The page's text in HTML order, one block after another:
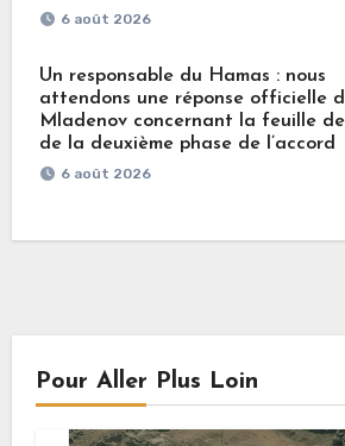
6 août 2026
Un responsable du Hamas : nous
attendons une réponse officielle
Mladenov concernant la feuille
de la deuxième phase de l’accord
6 août 2026
Pour Aller Plus Loin